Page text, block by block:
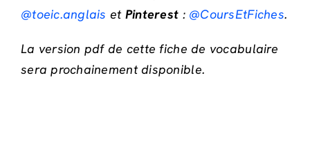
@toeic.anglais et Pinterest : @CoursEtFiches.
La version pdf de cette fiche de vocabulaire
sera prochainement disponible.